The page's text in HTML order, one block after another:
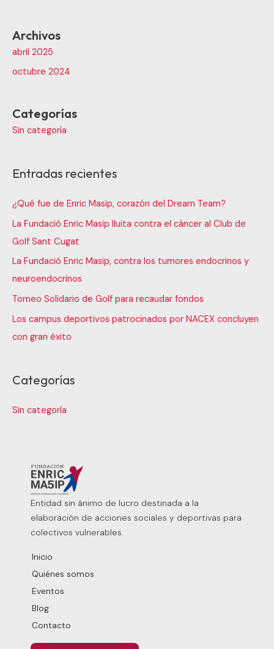
Archivos
abril 2025
octubre 2024
Categorías
Sin categoría
Entradas recientes
¿Qué fue de Enric Masip, corazón del Dream Team?
La Fundació Enric Masip lluita contra el càncer al Club de
Golf Sant Cugat
La Fundació Enric Masip, contra los tumores endocrinos y
neuroendocrinos
Torneo Solidario de Golf para recaudar fondos
Los campus deportivos patrocinados por NACEX concluyen
con gran éxito
Categorías
Sin categoría
Entidad sin ánimo de lucro destinada a la
elaboración de acciones sociales y deportivas para
colectivos vulnerables.
Inicio
Quiénes somos
Eventos
Blog
Contacto